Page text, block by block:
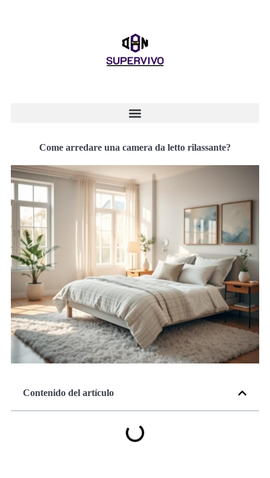
Come arredare una camera da letto rilassante?
Contenido del artículo